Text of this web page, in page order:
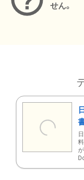
せん。